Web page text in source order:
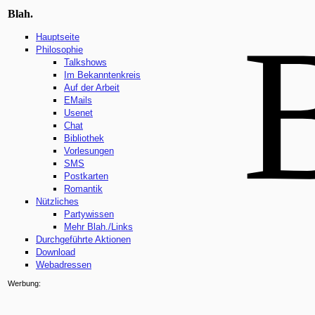
Blah.
Hauptseite
Philosophie
Talkshows
Im Bekanntenkreis
Auf der Arbeit
EMails
Usenet
Chat
Bibliothek
Vorlesungen
SMS
Postkarten
Romantik
Nützliches
Partywissen
Mehr Blah./Links
Durchgeführte Aktionen
Download
Webadressen
Werbung: